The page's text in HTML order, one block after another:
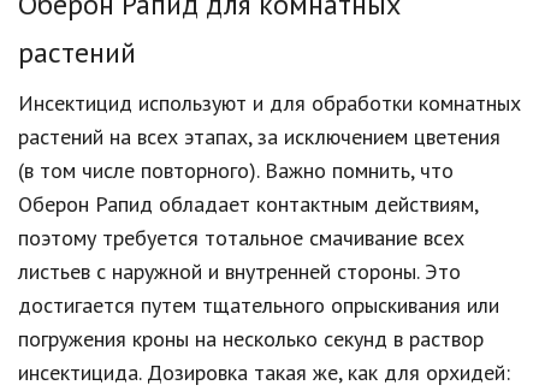
растений
Инсектицид используют и для обработки комнатных
растений на всех этапах, за исключением цветения
(в том числе повторного). Важно помнить, что
Оберон Рапид обладает контактным действиям,
поэтому требуется тотальное смачивание всех
листьев с наружной и внутренней стороны. Это
достигается путем тщательного опрыскивания или
погружения кроны на несколько секунд в раствор
инсектицида. Дозировка такая же, как для орхидей: